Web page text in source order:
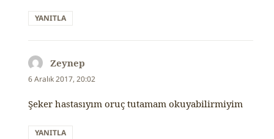
YANITLA
Zeynep
ki:
6 Aralık 2017, 20:02
Şeker hastasıyım oruç tutamam okuyabilirmiyim
YANITLA